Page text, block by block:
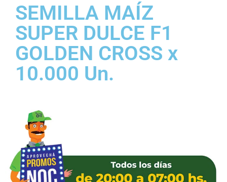
SEMILLA MAÍZ
SUPER DULCE F1
GOLDEN CROSS x
10.000 Un.